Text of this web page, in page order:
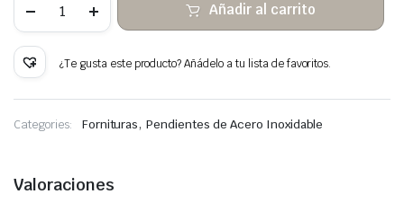
mariposa
arete
color
120
unids.
cantidad
Añadir al carrito
¿Te gusta este producto? Añádelo a tu lista de favoritos.
Categories: Fornituras,Pendientes de Acero Inoxidable
Valoraciones